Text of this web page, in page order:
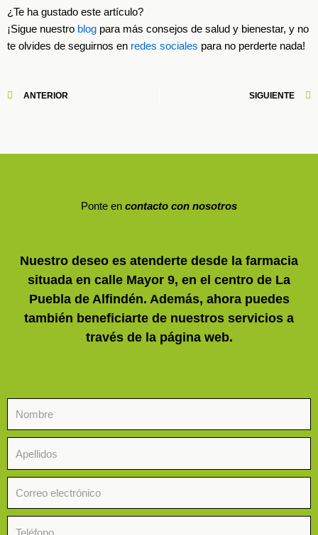
¿Te ha gustado este artículo?
¡Sigue nuestro blog para más consejos de salud y bienestar, y no
te olvides de seguirnos en redes sociales para no perderte nada!
AntANTERIOR SIGUIENTE
Ponte en contacto con nosotros
Nuestro deseo es atenderte desde la farmacia
situada en calle Mayor 9, en el centro de La
Puebla de Alfindén. Además, ahora puedes
también beneficiarte de nuestros servicios a
través de la página web.